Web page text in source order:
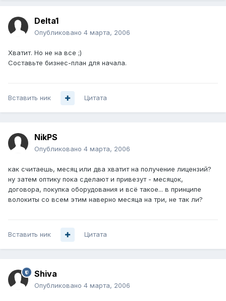
Delta1
Опубликовано 4 марта, 2006
Хватит. Но не на все ;)
Составьте бизнес-план для начала.
Вставить ник Цитата
NikPS
Опубликовано 4 марта, 2006
как считаешь, месяц или два хватит на получение лицензий?
ну затем оптику пока сделают и привезут - месяцок,
договора, покупка оборудования и всё такое... в принципе
волокиты со всем этим наверно месяца на три, не так ли?
Вставить ник Цитата
Shiva
Опубликовано 4 марта, 2006